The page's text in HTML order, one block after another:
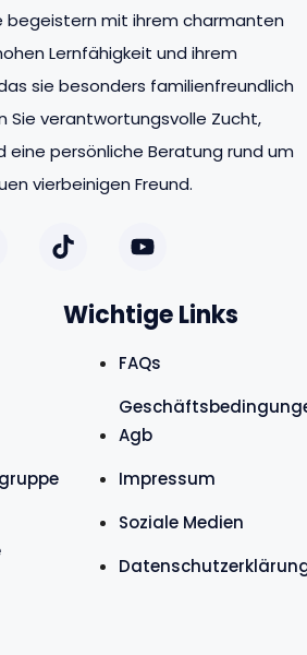
begeistern mit ihrem charmanten
Lernfähigkeit und ihrem
sie besonders familienfreundlich
Sie verantwortungsvolle Zucht,
eine persönliche Beratung rund um
vierbeinigen Freund.
Wichtige Links
FAQs
Agb
Impressum
Soziale Medien